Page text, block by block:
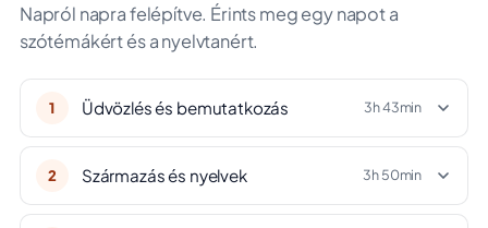
Napról napra felépítve. Érints meg egy napot a
szótémákért és a nyelvtanért.
1 Üdvözlés és bemutatkozás 3h 43min
2 Származás és nyelvek 3h 50min